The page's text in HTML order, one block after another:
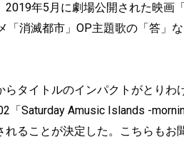
2019年5月に劇場公開された映
「消滅都市」OP主題歌の「答」
タイトルのインパクトがとりわ
「Saturday Amusic Islands -
ることが決定した。こちらもお